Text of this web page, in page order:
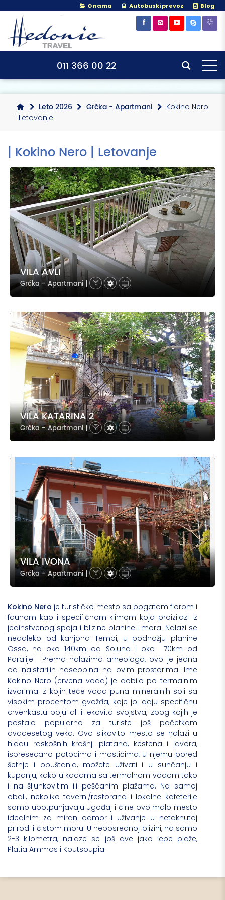
O nama Autobuski prevoz Blog
011 366 00 22
Leto 2026 Grčka - Apartmani
Kokino Nero
| Letovanje
| Kokino Nero | Letovanje
VILA AVLI
Grčka - Apartmani|
VILA KATARINA 2
Grčka - Apartmani|
VILA IVONA
Grčka - Apartmani |
Kokino Nero je turističko mesto sa bogatom florom i
faunom kao i specifičnom klimom koja proizilazi iz
jedinstvenog spoja i blizine planine i mora. Nalazi se
nedaleko od kanjona Tembi, u podnožju planine
Ossa, na oko 140km od Soluna i oko 70km od
Paralije. Prema nalazima arheologa, ovo je jedna
od najstarijih naseobina na ovim prostorima. Ime
Kokino Nero (crvena voda) je dobilo po termalnim
izvorima iz kojih teče voda puna mineralnih soli sa
visokim procentom gvožđa, koje joj daju specifičnu
crvenkastu boju ali i lekovita svojstva, zbog kojih je
postalo popularno za turiste još početkom
dvadesetog veka. Ovo slikovito mesto se nalazi u
hladu raskošnih krošnji platana, kestena i javora,
ispresecano potocima i mostićima, u njemu pored
šetnje i opuštanja, možete uživati i u sunčanju i
kupanju, kako u kadama sa termalnom vodom tako
i na šljunkovitim ili peščanim plažama. Na samoj
obali, nekoliko taverni/restorana i lokalne kafeterije
samo upotpunjavaju ugođaj i čine ovo malo mesto
idealnim za miran odmor i uživanje u netaknutoj
prirodi i čistom moru. U neposrednoj blizini, na samo
2-3 kilometra, nalaze se još dve jako lepe plaže,
Platia Ammos i Koutsoupia.
×
×